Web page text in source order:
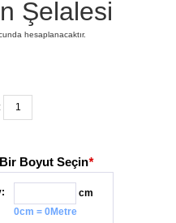
Şelalesi
hesaplanacaktır.
Boyut Seçin*
cm
0cm = 0Metre